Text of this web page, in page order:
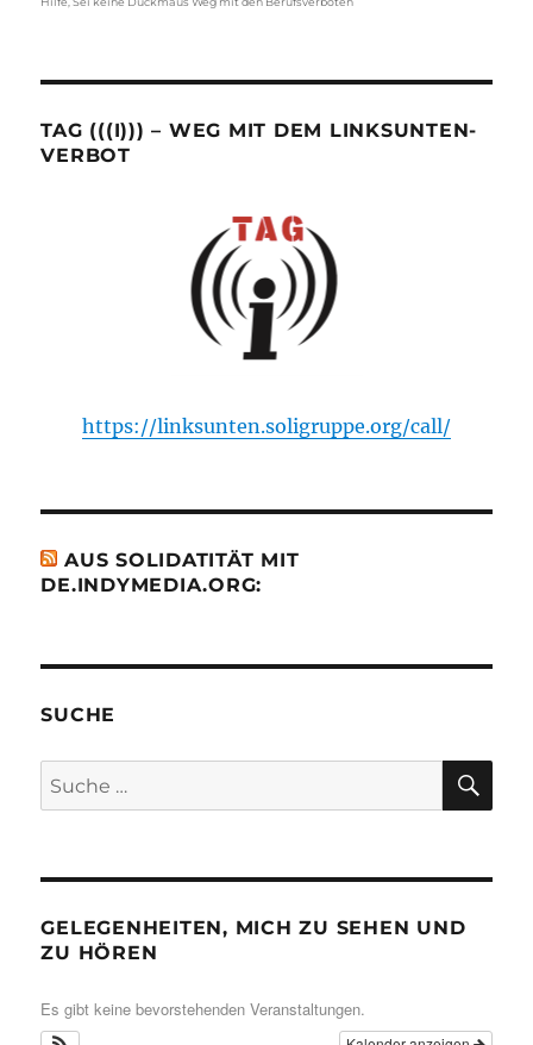
TAG (((I))) – WEG MIT DEM LINKSUNTEN-
VERBOT
https://linksunten.soligruppe.org/call/
AUS SOLIDATITÄT MIT
DE.INDYMEDIA.ORG:
SUCHE
Suche
nach:
GELEGENHEITEN, MICH ZU SEHEN UND
ZU HÖREN
Es gibt keine bevorstehenden Veranstaltungen.